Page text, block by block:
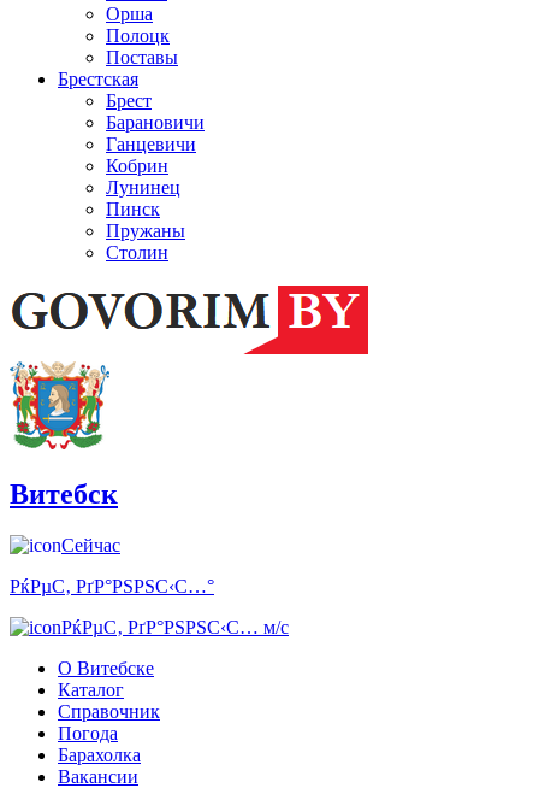
Орша
Полоцк
Поставы
Брестская
Брест
Барановичи
Ганцевичи
Кобрин
Лунинец
Пинск
Пружаны
Столин
Витебск
Сейчас
РќРµС‚ РґР°РЅРЅС‹С…°
РќРµС‚ РґР°РЅРЅС‹С… м/с
О Витебске
Каталог
Справочник
Погода
Барахолка
Вакансии